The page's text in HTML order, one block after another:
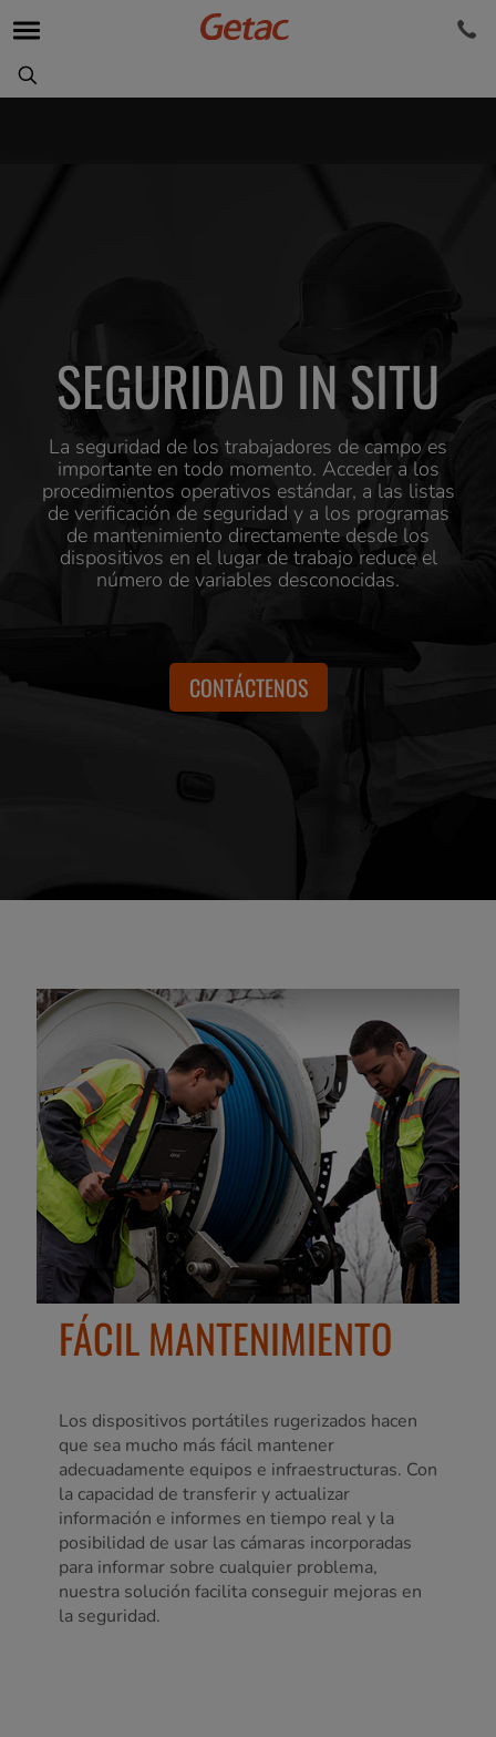
SEGURIDAD IN SITU
La seguridad de los trabajadores de campo es
importante en todo momento. Acceder a los
procedimientos operativos estándar, a las listas
de verificación de seguridad y a los programas
de mantenimiento directamente desde los
dispositivos en el lugar de trabajo reduce el
número de variables desconocidas.
CONTÁCTENOS
FÁCIL MANTENIMIENTO
Los dispositivos portátiles rugerizados hacen
que sea mucho más fácil mantener
adecuadamente equipos e infraestructuras. Con
la capacidad de transferir y actualizar
información e informes en tiempo real y la
posibilidad de usar las cámaras incorporadas
para informar sobre cualquier problema,
nuestra solución facilita conseguir mejoras en
la seguridad.